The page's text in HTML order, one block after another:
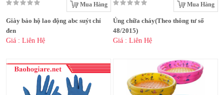
Mua Hàng
Giày bảo hộ lao động abc suýt chỉ
đen
Giá : Liên Hệ
Mua Hàng
Ủng chữa cháy(Theo thông tư số
48/2015)
Giá : Liên Hệ